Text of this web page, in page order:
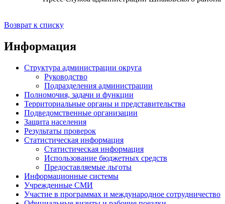
Возврат к списку
Информация
Структура администрации округа
Руководство
Подразделения администрации
Полномочия, задачи и функции
Территориальные органы и представительства
Подведомственные организации
Защита населения
Результаты проверок
Статистическая информация
Статистическая информация
Использование бюджетных средств
Предоставляемые льготы
Информационные системы
Учрежденные СМИ
Участие в программах и международное сотрудничество